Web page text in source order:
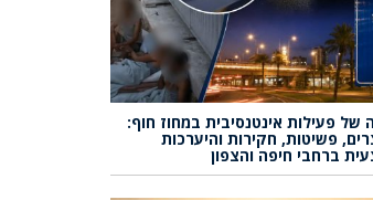
של פעילות אינטנסיבית במחוז חוף:
פשיטות, חקירות והיערכות
ברחבי חיפה והצפון